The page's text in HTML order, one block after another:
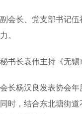
长、党支部书记伍祥
。
长袁伟主持《无锡市
杨汉良发表协会年度
时，结合东北塘街